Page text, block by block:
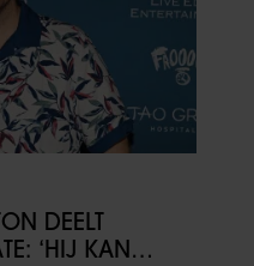
DEELT
‘HIJ KAN